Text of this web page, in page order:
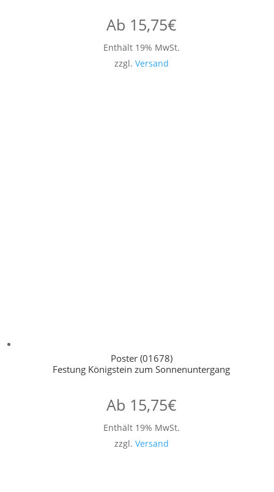
Ab 15,75€
Enthält 19% MwSt.
zzgl. Versand
Poster (01678)
Festung Königstein zum Sonnenuntergang
Ab 15,75€
Enthält 19% MwSt.
zzgl. Versand